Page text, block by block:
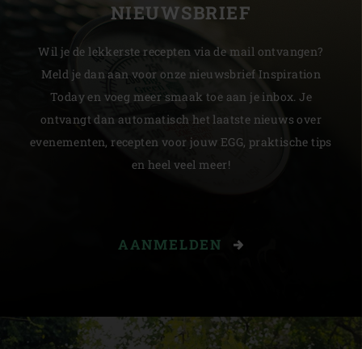
NIEUWSBRIEF
Wil je de lekkerste recepten via de mail ontvangen?
Meld je dan aan voor onze nieuwsbrief Inspiration
Today en voeg meer smaak toe aan je inbox. Je
ontvangt dan automatisch het laatste nieuws over
evenementen, recepten voor jouw EGG, praktische tips
en heel veel meer!
AANMELDEN